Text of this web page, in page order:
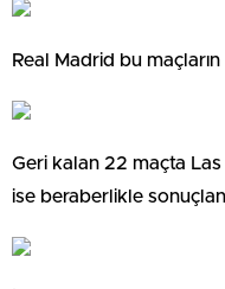
Real Madrid bu
Geri kalan 22 maçta
ise beraberlikle